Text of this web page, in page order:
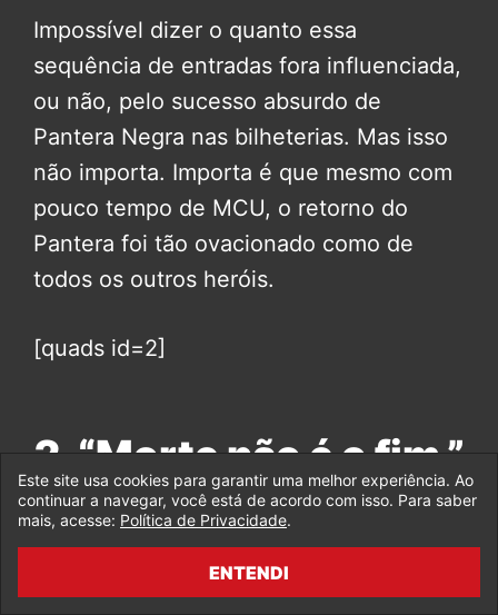
Impossível dizer o quanto essa
sequência de entradas fora influenciada,
ou não, pelo sucesso absurdo de
Pantera Negra nas bilheterias. Mas isso
não importa. Importa é que mesmo com
pouco tempo de MCU, o retorno do
Pantera foi tão ovacionado como de
todos os outros heróis.
[quads id=2]
2. “Morte não é o fim.”
https://www.youtube.com/watch?
Este site usa cookies para garantir uma melhor experiência. Ao
continuar a navegar, você está de acordo com isso. Para saber
mais, acesse: Política de Privacidade.
ENTENDI